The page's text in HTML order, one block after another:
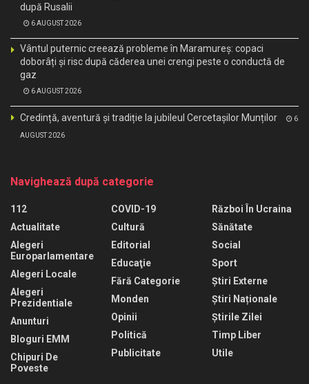
după Rusalii
6 AUGUST 2026
Vântul puternic creează probleme în Maramureș: copaci
doborâți și risc după căderea unei crengi peste o conductă de
gaz
6 AUGUST 2026
Credință, aventură și tradiție la jubileul Cercetașilor Munților 6
AUGUST 2026
Navighează după categorie
112
Actualitate
Alegeri
Europarlamentare
Alegeri Locale
Alegeri
Prezidentiale
Anunturi
Bloguri EMM
Chipuri De
Poveste
COVID-19
Cultură
Editorial
Educaţie
Fără Categorie
Monden
Opinii
Politică
Publicitate
Război În Ucraina
Sănătate
Social
Sport
Știri Externe
Știri Naționale
Știrile Zilei
Timp Liber
Utile